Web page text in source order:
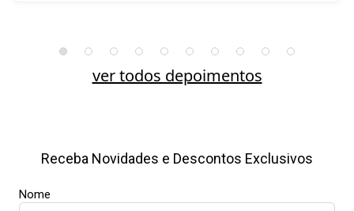
ver todos depoimentos
Receba Novidades e Descontos Exclusivos
Nome